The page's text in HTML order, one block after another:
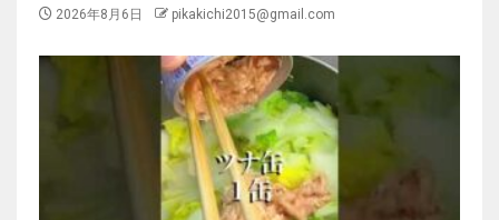
2026年8月6日 pikakichi2015@gmail.com